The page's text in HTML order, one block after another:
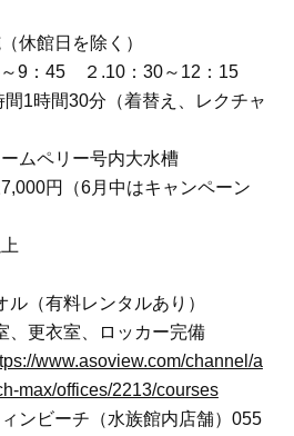
休館日を除く）
～9：45 ２.10：30～12：15
分（着替え、レクチャ
ムペリー号内大水槽
円（6月中はキャンペーン
ル（有料レンタルあり）
、更衣室、ロッカー完備
www.asoview.com/channel/a
max/offices/2213/courses
ンビーチ（水族館内店舗）055